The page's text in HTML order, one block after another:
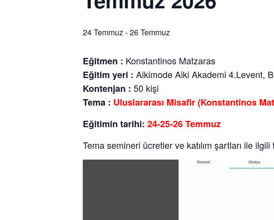
24 Temmuz-26 Temmuz
Eğitmen : Konstantinos Matzaras
Eğitim yeri : Aikimode Aiki Akademi 4.Levent,
Kontenjan : 50 kişi
Tema : Uluslararası Misafir (Konstantinos
Eğitimin tarihi: 24-25-26 Temmuz
Tema semineri ücretler ve katılım şartları ile